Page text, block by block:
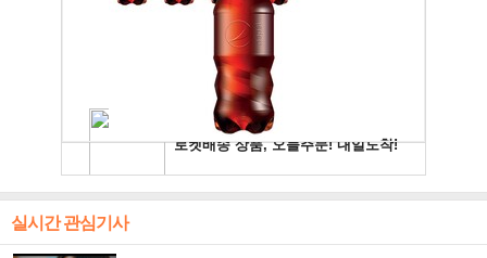
실시간 관심기사